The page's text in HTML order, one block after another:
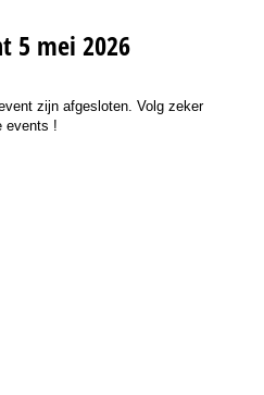
5 mei 2026
zijn afgesloten. Volg zeker
events !